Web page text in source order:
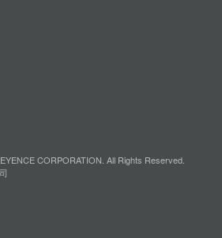
CORPORATION. All Rights Reserved.